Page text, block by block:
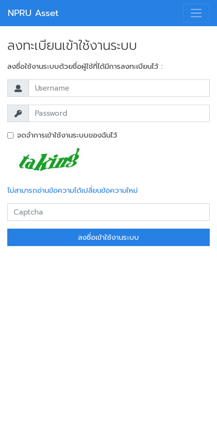
NPRU Asset
ลงทะเบียนเข้าใช้งานระบบ
ลงชื่อใช้งานระบบด้วยชื่อผู้ใช้ที่ได้มีการลงทะเบียนไว้ :
จดจำการเข้าใช้งานระบบของฉันไว้
ไม่สามารถอ่านข้อความได้เปลี่ยนข้อความใหม่